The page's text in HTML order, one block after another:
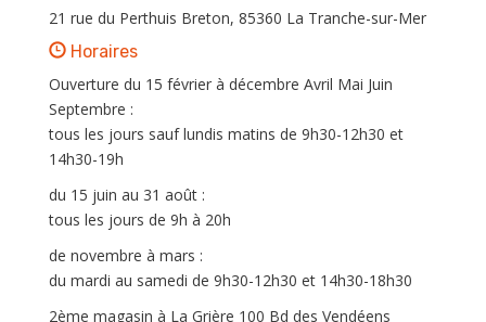
21 rue du Perthuis Breton, 85360 La Tranche-sur-Mer
Horaires
Ouverture du 15 février à décembre Avril Mai Juin
Septembre :
tous les jours sauf lundis matins de 9h30-12h30 et
14h30-19h
du 15 juin au 31 août :
tous les jours de 9h à 20h
de novembre à mars :
du mardi au samedi de 9h30-12h30 et 14h30-18h30
2ème magasin à La Grière 100 Bd des Vendéens